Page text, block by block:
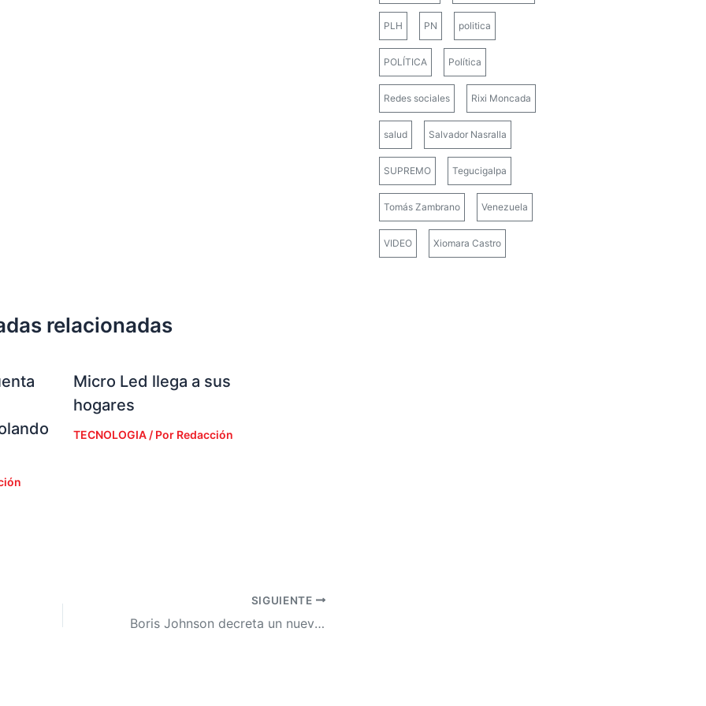
relacionadas
Micro Led llega a sus
hogares
TECNOLOGIA/ Por Redacción
SIGUIENTE
Boris Johnson decreta un nuevo confinamiento nacional en Inglaterra
PLH PN politica
POLÍTICA Política
Redes sociales Rixi Moncada
salud Salvador Nasralla
SUPREMO Tegucigalpa
Tomás Zambrano Venezuela
VIDEO Xiomara Castro